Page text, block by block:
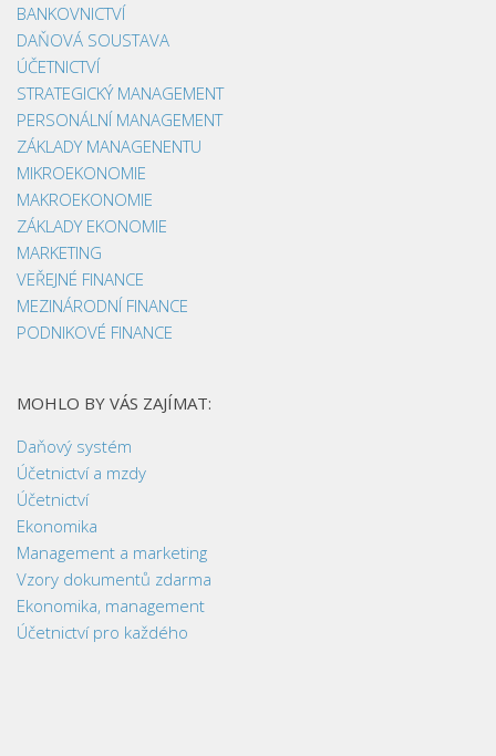
BANKOVNICTVÍ
DAŇOVÁ SOUSTAVA
ÚČETNICTVÍ
STRATEGICKÝ MANAGEMENT
PERSONÁLNÍ MANAGEMENT
ZÁKLADY MANAGENENTU
MIKROEKONOMIE
MAKROEKONOMIE
ZÁKLADY EKONOMIE
MARKETING
VEŘEJNÉ FINANCE
MEZINÁRODNÍ FINANCE
PODNIKOVÉ FINANCE
MOHLO BY VÁS ZAJÍMAT:
Daňový systém
Účetnictví a mzdy
Účetnictví
Ekonomika
Management a marketing
Vzory dokumentů zdarma
Ekonomika, management
Účetnictví pro každého